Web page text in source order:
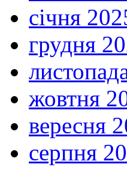
січня
грудня
жовтня
вересня
серпня